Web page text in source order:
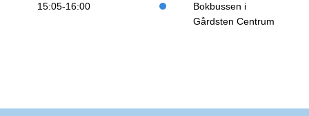
15:05-16:00
Bokbussen i
Gårdsten Centrum